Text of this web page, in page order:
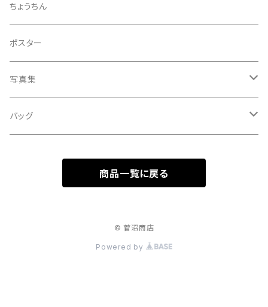
アクリルスタンド
灰皿
白露
秋分
スガヌマンチョコシール
A HARD DAY'S NIGHT
with the suganuma's
ちょうちん
ポスター
写真集
５歳刻み写真集
バッグ
マルシェバッグ
商品一覧に戻る
© 菅沼商店
Powered by